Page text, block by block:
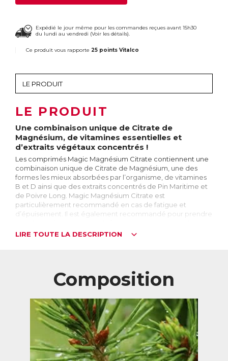
Expédié le jour même pour les commandes reçues avant 15h30
du lundi au vendredi (Voir les détails).
Ce produit vous rapporte 25 points Vitalco
LE PRODUIT
Une combinaison unique de Citrate de
Magnésium, de vitamines essentielles et
d’extraits végétaux concentrés !
Les comprimés Magic Magnésium Citrate contiennent une
combinaison unique de Citrate de Magnésium, une des
formes les mieux absorbées par l’organisme, de vitamines
B et D ainsi que des extraits concentrés de Pin Maritime et
de Poivre Long. Magic Magnésium Citrate est
particulièrement recommandé en cas de fatigue et
d’épuisement. Il est également recommandé pour prendre
d’une bonne santé osseuse.
fonctionnement du corps. 4ème minéral le plus abondant
dans l’organisme, le corps en renferme approximativement
25g dont environ la moitié se situe dans les os et les dents,
un quart dans les muscles et un quart réparti entre le
système nerveux, le foie, les reins, ...
A quoi sert-il ?
Indispensable à la bonne santé du corps, le magnésium
intervient dans plus de 300 fonctions biochimiques. On
peut notamment citer son rôle dans le fonctionnement du
LIRE TOUTE LA DESCRIPTION
Composition